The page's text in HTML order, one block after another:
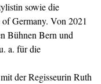
sowie die
Germany. Von 2021
Bühnen Bern und
a. für die
der Regisseurin Ruth